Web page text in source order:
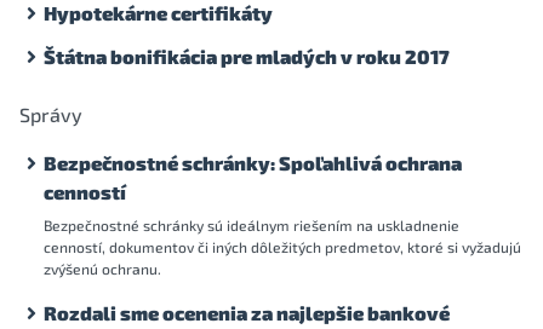
Hypotekárne certifikáty
Štátna bonifikácia pre mladých v roku 2017
Správy
Bezpečnostné schránky: Spoľahlivá ochrana
cenností
Bezpečnostné schránky sú ideálnym riešením na uskladnenie
cenností, dokumentov či iných dôležitých predmetov, ktoré si vyžadujú
zvýšenú ochranu.
Rozdali sme ocenenia za najlepšie bankové